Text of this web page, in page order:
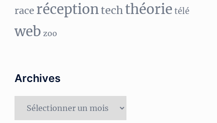
race réceptiontechthéorie télé
web zoo
Archives